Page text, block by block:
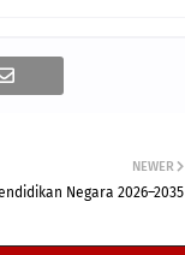
NEWER
Negara 2026–2035